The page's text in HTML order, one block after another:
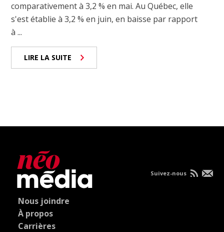
comparativement à 3,2 % en mai. Au Québec, elle
s'est établie à 3,2 % en juin, en baisse par rapport
à ...
LIRE LA SUITE
Nous joindre
À propos
Carrières
Suivez-nous